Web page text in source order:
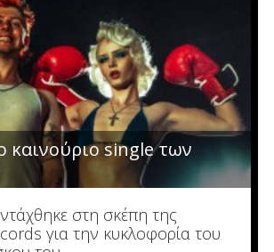
καινούριο single των
στη σκέπη της
για την κυκλοφορία του